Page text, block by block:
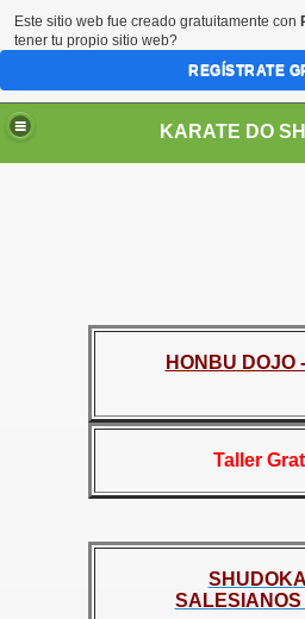
HONBU DOJO
Taller
SALESIANOS
Este sitio web fue creado gratuitamente con
tener tu propio sitio web?
REGÍSTRATE